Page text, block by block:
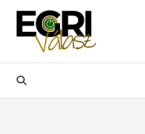
Skip
content